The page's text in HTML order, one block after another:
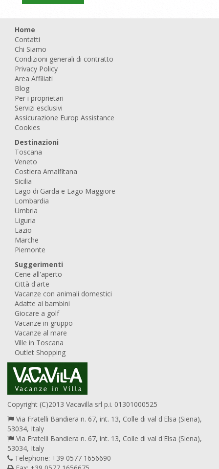
Home
Contatti
Chi Siamo
Condizioni generali di contratto
Privacy Policy
Area Affiliati
Blog
Per i proprietari
Servizi esclusivi
Assicurazione Europ Assistance
Cookies
Destinazioni
Toscana
Veneto
Costiera Amalfitana
Sicilia
Lago di Garda e Lago Maggiore
Lombardia
Umbria
Liguria
Lazio
Marche
Piemonte
Suggerimenti
Cene all'aperto
Città d'arte
Vacanze con animali domestici
Adatte ai bambini
Giocare a golf
Vacanze in gruppo
Vacanze al mare
Ville in Toscana
Outlet Shopping
Copyright (C)2013 Vacavilla srl p.i. 01301000525
Via Fratelli Bandiera n. 67, int. 13, Colle di val d'Elsa (Siena),
53034, Italy
Via Fratelli Bandiera n. 67, int. 13, Colle di val d'Elsa (Siena),
53034, Italy
Telephone: +39 0577 1656690